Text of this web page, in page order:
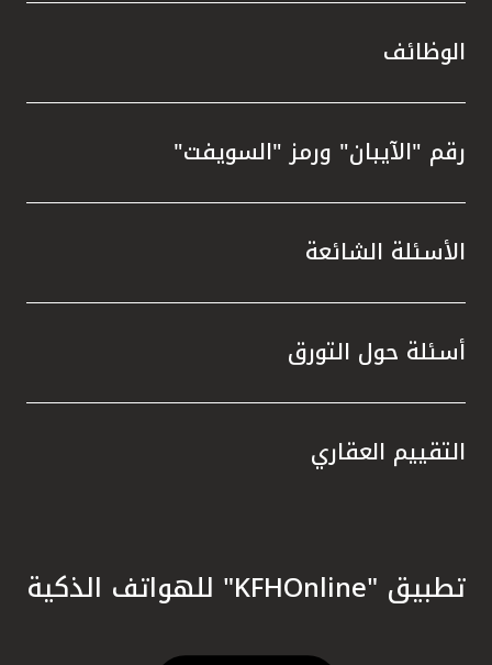
الوظائف
رقم "الآيبان" ورمز "السويفت"
الأسئلة الشائعة
أسئلة حول التورق
التقييم العقاري
تطبيق "KFHOnline" للهواتف الذكية